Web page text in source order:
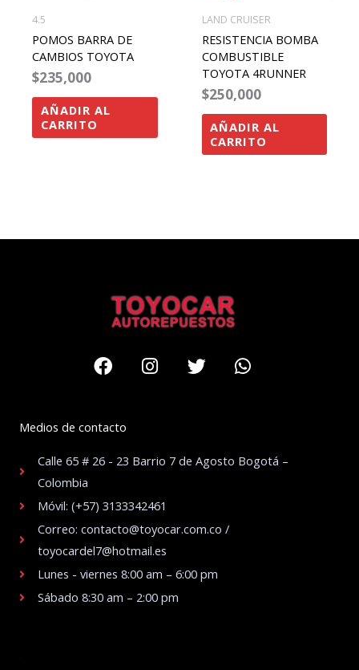
4.5
POMOS BARRA DE
CAMBIOS TOYOTA
$235,000
AÑADIR AL
CARRITO
LAND CRUISER
RESISTENCIA BOMBA
COMBUSTIBLE
TOYOTA 4RUNNER
$250,000
AÑADIR AL
CARRITO
FacebookInstagram
TwitterWhatsapp
Medios de contacto
Calle 65 # 26 - 23 Barrio 7 de Agosto Bogotá –
Colombia
Móvil: (+57) 3133342461
Correo: contacto@toyocar.com.co /
toyocardel7@hotmail.es
Lunes - viernes 8:00 am – 6:00 pm
Sábado 8:30 am – 2:00 pm